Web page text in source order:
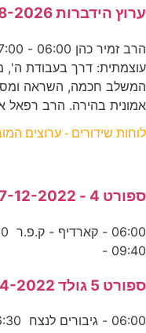
ערוץ הידברות 05-08-2026
עוצמתית: דרך בעבודת ה',
המשלב חכמה, השראה
אמונית בהירה. הרב רפאל אוחיון
לוחות שידורים - ערוצים
ספורט 4 - 27-12-2022
09:40 -
ספורט 5 גולד 08-04-2022